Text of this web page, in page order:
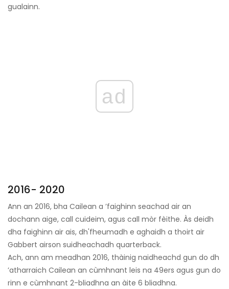
gualainn.
ad
2016- 2020
Ann an 2016, bha Cailean a ’faighinn seachad air an
dochann aige, call cuideim, agus call mòr fèithe. Às deidh
dha faighinn air ais, dh'fheumadh e aghaidh a thoirt air
Gabbert airson suidheachadh quarterback.
Ach, ann am meadhan 2016, thàinig naidheachd gun do dh
’atharraich Cailean an cùmhnant leis na 49ers agus gun do
rinn e cùmhnant 2-bliadhna an àite 6 bliadhna.